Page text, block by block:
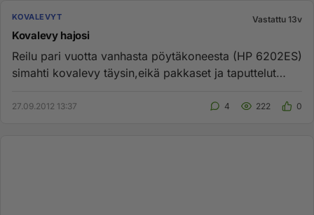
KOVALEVYT Vastattu 13v
Kovalevy hajosi
Reilu pari vuotta vanhasta pöytäkoneesta (HP 6202ES)
simahti kovalevy täysin,eikä pakkaset ja taputtelut
27.09.2012 13:37 4 222 0